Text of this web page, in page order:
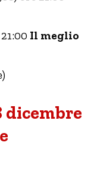
Il meglio
dicembre